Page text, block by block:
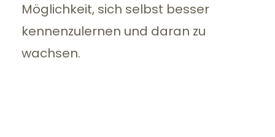
Möglichkeit, sich selbst besser
kennenzulernen und daran zu
wachsen.